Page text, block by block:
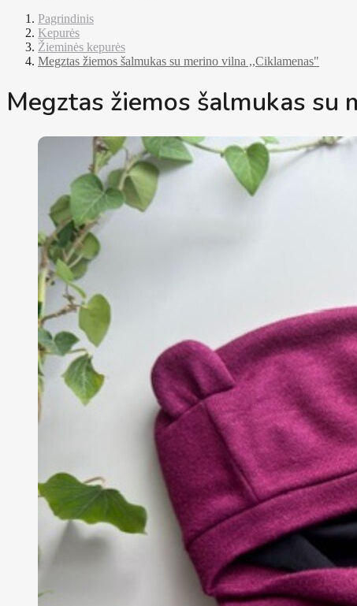
Pagrindinis
Kepurės
Žieminės kepurės
Megztas žiemos šalmukas su merino vilna ,,Ciklamenas"
Megztas žiemos šalmukas su